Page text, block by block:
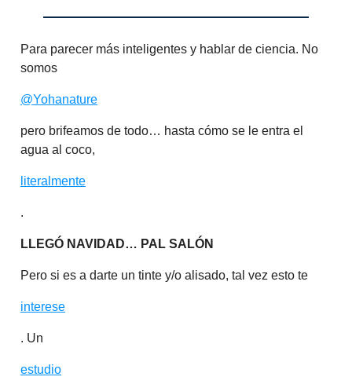
Para parecer más inteligentes y hablar de ciencia. No
somos
@Yohanature
pero brifeamos de todo… hasta cómo se le entra el
agua al coco,
literalmente
.
LLEGÓ NAVIDAD… PAL SALÓN
Pero si es a darte un tinte y/o alisado, tal vez esto te
interese
. Un
estudio